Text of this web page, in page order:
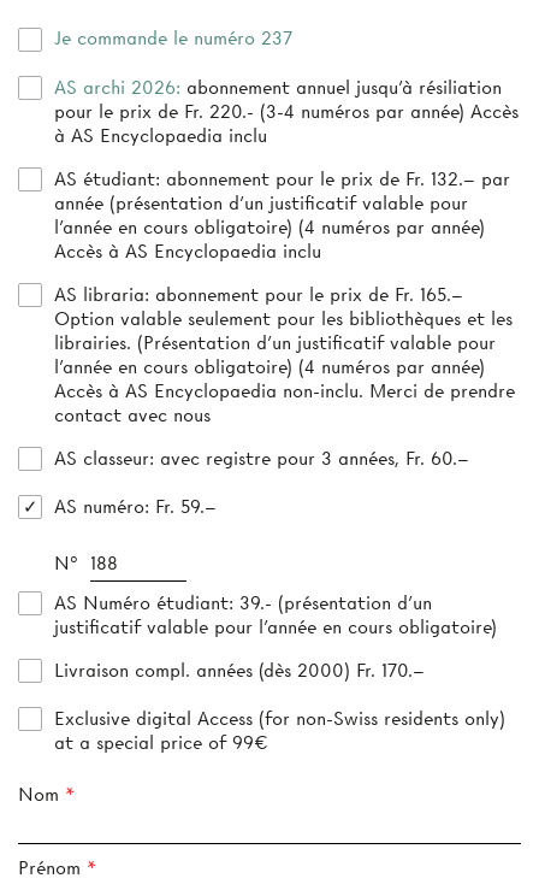
Je commande le numéro 237
AS archi 2026: abonnement annuel jusqu’à résiliation
pour le prix de Fr. 220.- (3-4 numéros par année) Accès
à AS Encyclopaedia inclu
AS étudiant: abonnement pour le prix de Fr. 132.– par
année (présentation d’un justificatif valable pour
l’année en cours obligatoire) (4 numéros par année)
Accès à AS Encyclopaedia inclu
AS libraria: abonnement pour le prix de Fr. 165.–
Option valable seulement pour les bibliothèques et les
librairies. (Présentation d'un justificatif valable pour
l'année en cours obligatoire) (4 numéros par année)
Accès à AS Encyclopaedia non-inclu. Merci de prendre
contact avec nous
AS classeur: avec registre pour 3 années, Fr. 60.–
AS numéro: Fr. 59.–
N°
AS Numéro étudiant: 39.- (présentation d’un
justificatif valable pour l’année en cours obligatoire)
Livraison compl. années (dès 2000) Fr. 170.–
Exclusive digital Access (for non-Swiss residents only)
at a special price of 99€
Nom
Prénom